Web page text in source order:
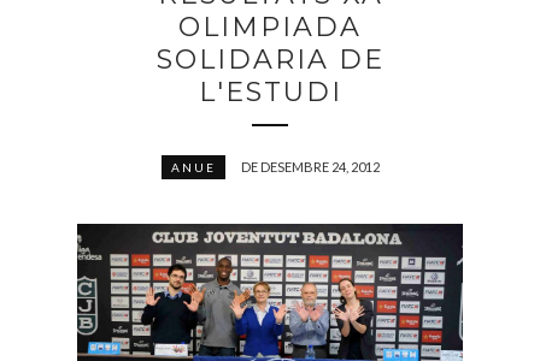
OLIMPIADA
SOLIDARIA DE
L'ESTUDI
ANUE DE DESEMBRE 24, 2012